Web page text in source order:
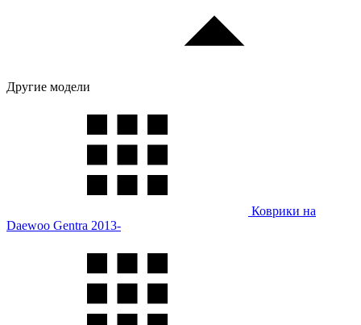
Другие модели
Коврики на
Daewoo Gentra 2013-